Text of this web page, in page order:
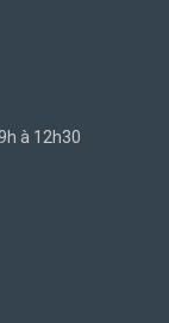
à 12h30